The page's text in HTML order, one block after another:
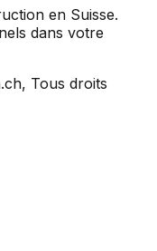
en Suisse.
dans votre
Tous droits